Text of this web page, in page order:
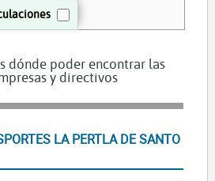
dónde poder encontrar las
y directivos
LA PERTLA DE SANTO